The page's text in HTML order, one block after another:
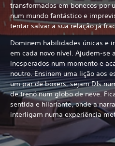
transformados em bonecos por
num mundo fantástico e
tentar salvar a sua relação já
Dominem habilidades únicas e
em cada novo nível. Ajudem-se
inesperados num momento e
noutro. Ensinem uma lição aos
um par de boxers, sejam DJs
de trenó num globo de neve.
sentida e hilariante, onde a
interligam numa experiência